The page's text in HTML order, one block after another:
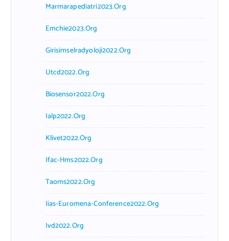
Marmarapediatri2023.org
Emchie2023.org
Girisimselradyoloji2022.org
Utcd2022.org
Biosensor2022.org
Ialp2022.org
Klivet2022.org
Ifac-Hms2022.org
Taoms2022.org
Iias-Euromena-Conference2022.org
Ivd2022.org